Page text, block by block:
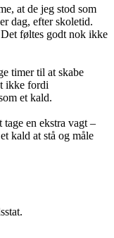
at de jeg stod som
dag, efter skoletid.
føltes godt nok ikke
timer til at skabe
ikke fordi
et kald.
en ekstra vagt –
kald at stå og måle